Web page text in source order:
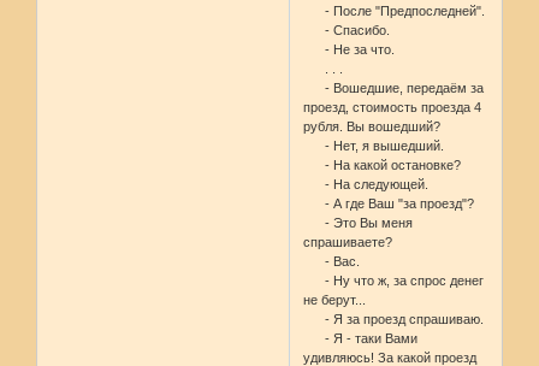
- После "Предпоследней".
- Спасибо.
- Не за что.
- Вошедшие, передаём за
проезд, стоимость проезда 4
рубля. Вы вошедший?
- Нет, я вышедший.
- На какой остановке?
- На следующей.
- А где Ваш "за проезд"?
- Это Вы меня
спрашиваете?
- Вас.
- Ну что ж, за спрос денег
не берут...
- Я за проезд спрашиваю.
- Я - таки Вами
удивляюсь! За какой проезд